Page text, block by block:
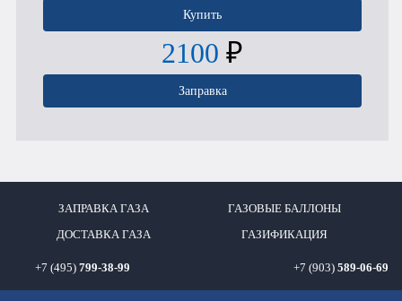
Купить
2100 ₽
Заправка
ЗАПРАВКА ГАЗА ГАЗОВЫЕ БАЛЛОНЫ
ДОСТАВКА ГАЗА ГАЗИФИКАЦИЯ
+7 (495) 799-38-99 +7 (903) 589-06-69